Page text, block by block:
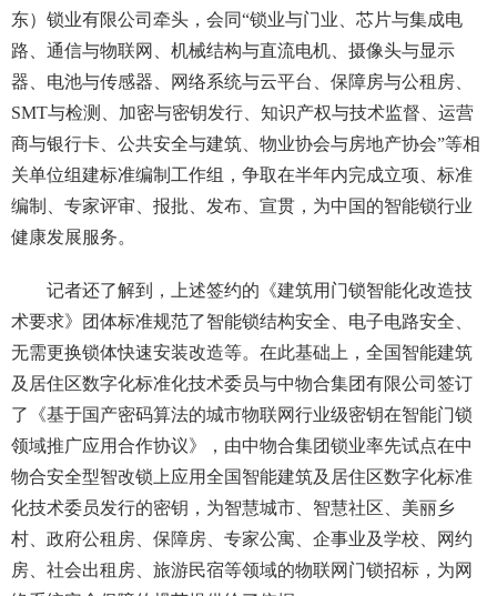
东）锁业有限公司牵头，会同“锁业与门业、芯片与集成电
路、通信与物联网、机械结构与直流电机、摄像头与显示
器、电池与传感器、网络系统与云平台、保障房与公租房、
SMT与检测、加密与密钥发行、知识产权与技术监督、运营
商与银行卡、公共安全与建筑、物业协会与房地产协会”等相
关单位组建标准编制工作组，争取在半年内完成立项、标准
编制、专家评审、报批、发布、宣贯，为中国的智能锁行业
健康发展服务。
记者还了解到，上述签约的《建筑用门锁智能化改造技
术要求》团体标准规范了智能锁结构安全、电子电路安全、
无需更换锁体快速安装改造等。在此基础上，全国智能建筑
及居住区数字化标准化技术委员与中物合集团有限公司签订
了《基于国产密码算法的城市物联网行业级密钥在智能门锁
领域推广应用合作协议》，由中物合集团锁业率先试点在中
物合安全型智改锁上应用全国智能建筑及居住区数字化标准
化技术委员发行的密钥，为智慧城市、智慧社区、美丽乡
村、政府公租房、保障房、专家公寓、企事业及学校、网约
房、社会出租房、旅游民宿等领域的物联网门锁招标，为网